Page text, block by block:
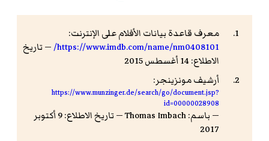
معرف قاعدة بيانات الأفلام على الإنترنت:
https://www.imdb.com/name/nm0408101/ — تاريخ
الاطلاع: 14 أغسطس 2015
أرشيف مونزينجر:
https://www.munzinger.de/search/go/document.jsp?
id=00000028908
— باسم: Thomas Imbach — تاريخ الاطلاع: 9 أكتوبر
2017